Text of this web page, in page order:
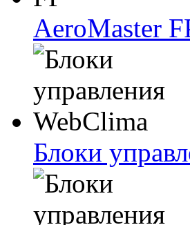
AeroMaster
Блоки